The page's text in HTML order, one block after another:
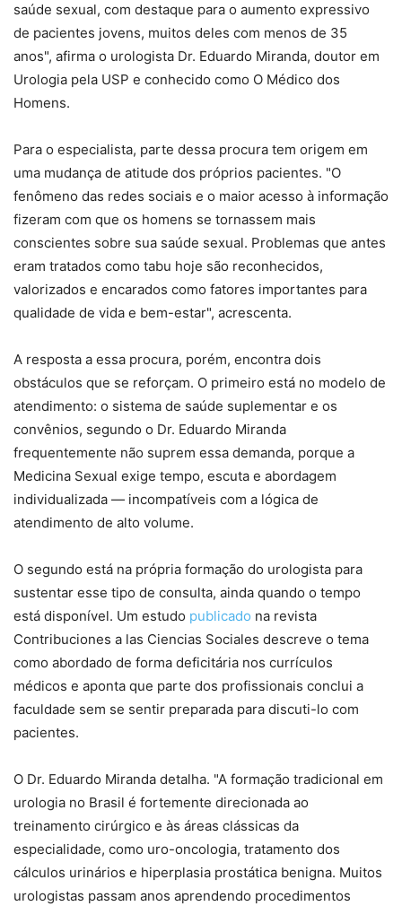
saúde sexual, com destaque para o aumento expressivo
de pacientes jovens, muitos deles com menos de 35
anos", afirma o urologista Dr. Eduardo Miranda, doutor em
Urologia pela USP e conhecido como O Médico dos
Homens.
Para o especialista, parte dessa procura tem origem em
uma mudança de atitude dos próprios pacientes. "O
fenômeno das redes sociais e o maior acesso à informação
fizeram com que os homens se tornassem mais
conscientes sobre sua saúde sexual. Problemas que antes
eram tratados como tabu hoje são reconhecidos,
valorizados e encarados como fatores importantes para
qualidade de vida e bem-estar", acrescenta.
A resposta a essa procura, porém, encontra dois
obstáculos que se reforçam. O primeiro está no modelo de
atendimento: o sistema de saúde suplementar e os
convênios, segundo o Dr. Eduardo Miranda
frequentemente não suprem essa demanda, porque a
Medicina Sexual exige tempo, escuta e abordagem
individualizada — incompatíveis com a lógica de
atendimento de alto volume.
O segundo está na própria formação do urologista para
sustentar esse tipo de consulta, ainda quando o tempo
está disponível. Um estudo publicado na revista
Contribuciones a las Ciencias Sociales descreve o tema
como abordado de forma deficitária nos currículos
médicos e aponta que parte dos profissionais conclui a
faculdade sem se sentir preparada para discuti-lo com
pacientes.
O Dr. Eduardo Miranda detalha. "A formação tradicional em
urologia no Brasil é fortemente direcionada ao
treinamento cirúrgico e às áreas clássicas da
especialidade, como uro-oncologia, tratamento dos
cálculos urinários e hiperplasia prostática benigna. Muitos
urologistas passam anos aprendendo procedimentos